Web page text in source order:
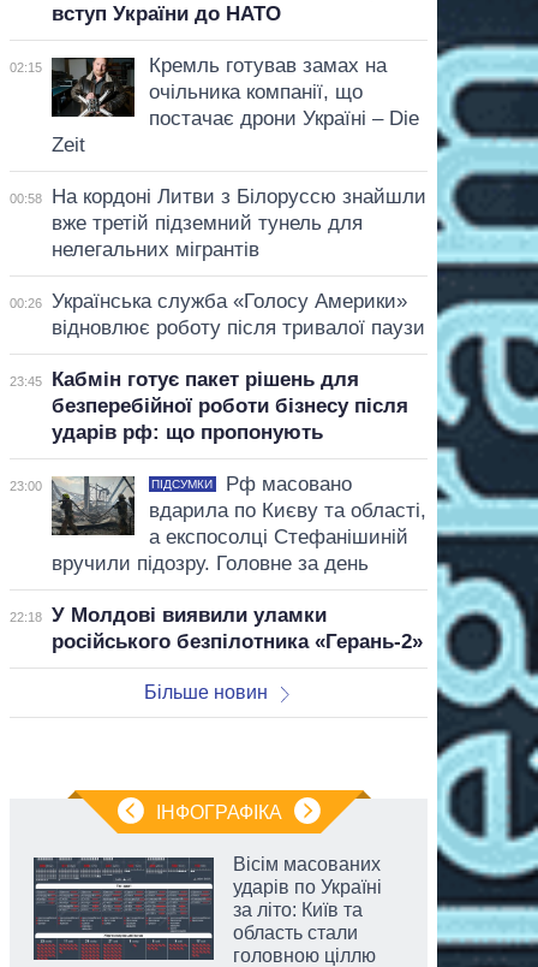
вступ України до НАТО
02:15
Кремль готував замах на
очільника компанії, що
постачає дрони Україні – Die
Zeit
00:58
На кордоні Литви з Білоруссю знайшли
вже третій підземний тунель для
нелегальних мігрантів
00:26
Українська служба «Голосу Америки»
відновлює роботу після тривалої паузи
23:45
Кабмін готує пакет рішень для
безперебійної роботи бізнесу після
ударів рф: що пропонують
23:00 ПІДСУМКИ
Рф масовано
вдарила по Києву та області,
а експосолці Стефанішиній
вручили підозру. Головне за день
22:18
У Молдові виявили уламки
російського безпілотника «Герань-2»
Більше новин
ІНФОГРАФІКА
Вісім масованих
ударів по Україні
за літо: Київ та
область стали
головною ціллю